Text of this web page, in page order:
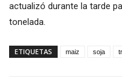
actualizó durante la tarde
tonelada.
ETIQUETAS maiz soja